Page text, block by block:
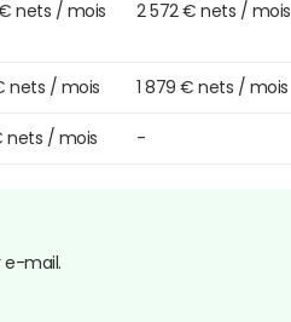
nets / mois 2 572 € nets / mois
€ nets / mois 1 879 € nets / mois
nets / mois -
e-mail.